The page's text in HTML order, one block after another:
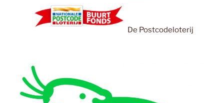
De Postcodeloterij